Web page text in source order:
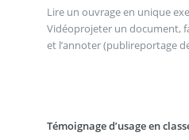
Lire un ouvrage en unique
Vidéoprojeter un document,
et l’annoter (publireportage
Témoignage d’usage en